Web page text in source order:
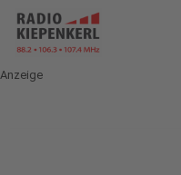
Anzeige